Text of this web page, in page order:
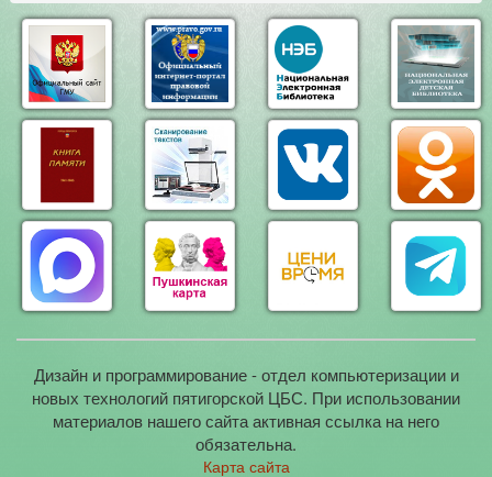
Дизайн и программирование - отдел компьютеризации и
новых технологий пятигорской ЦБС. При использовании
материалов нашего сайта активная ссылка на него
обязательна.
Карта сайта